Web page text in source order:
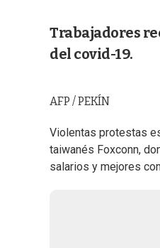
Trabajadores
del covid-19.
AFP / PEKÍN
Violentas protestas
taiwanés Foxconn,
salarios y mejores